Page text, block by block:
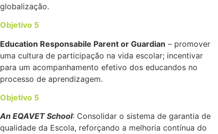
globalização.
Objetivo 5
Education Responsabile Parent or Guardian – promover
uma cultura de participação na vida escolar; incentivar
para um acompanhamento efetivo dos educandos no
processo de aprendizagem.
Objetivo 5
An EQAVET School: Consolidar o sistema de garantia de
qualidade da Escola, reforçando a melhoria contínua do